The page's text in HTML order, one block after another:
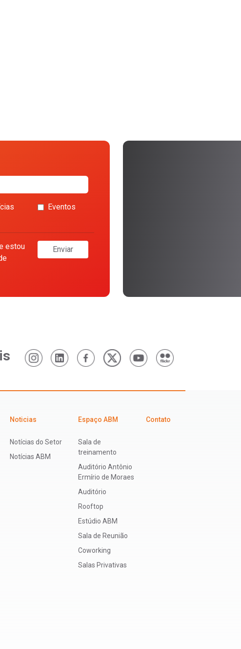
Eventos
estou
Enviar
Noticias
Notícias do Setor
Notícias ABM
Espaço ABM
Sala de
treinamento
Auditório Antônio
Ermírio de Moraes
Auditório
Rooftop
Estúdio ABM
Sala de Reunião
Coworking
Salas Privativas
Contato